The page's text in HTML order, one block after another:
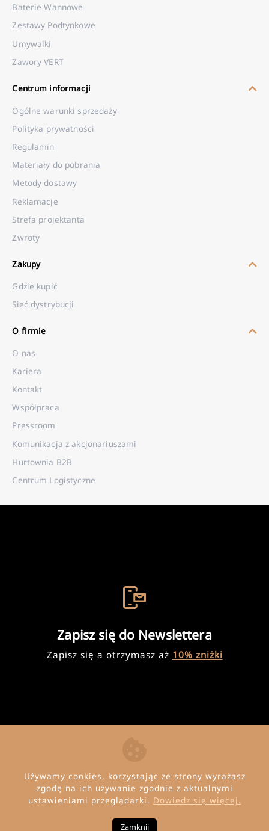
Używamy cookies, korzystając ze strony wyrażasz
zgodę na ich używanie zgodnie z aktualnymi
ustawieniami przeglądarki. Dowiedz się więcej.
Zamknij
Baterie Wannowe
Zestawy Podtynkowe
Umywalki
Zawory VERT
Centrum informacji
Ogólne warunki sprzedaży
Polityka prywatności
Regulamin
Materiały do pobrania
Metody dostawy
Reklamacje
Strefa projektanta
Zwroty
Zakupy
Gdzie kupić
Sieć dystrybucji
O firmie
O nas
Kariera
Kontakt
Współpraca
Pressroom
Komunikacja z akcjonariuszami
Hurtownia B2B
Centrum Logistyczne
Zapisz się do Newslettera
Zapisz się a otrzymasz aż 10% zniżki
© Copyright 2026 Invena